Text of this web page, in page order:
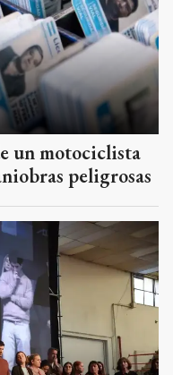
un motociclista
peligrosas